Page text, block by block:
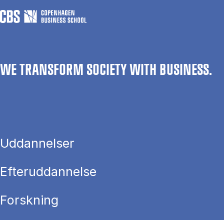
WE TRANSFORM SOCIETY WITH BUSINESS.
Uddannelser
Efteruddannelse
Forskning